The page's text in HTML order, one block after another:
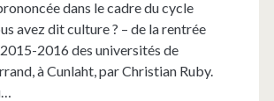
dans le cadre du cycle
avez dit culture ? – de la rentrée
2016 des universités de
à Cunlaht, par Christian Ruby.